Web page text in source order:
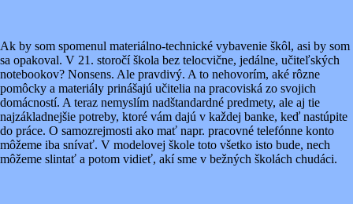
Ak by som spomenul materiálno-technické vybavenie škôl, asi by som
sa opakoval. V 21. storočí škola bez telocvične, jedálne, učiteľských
notebookov? Nonsens. Ale pravdivý. A to nehovorím, aké rôzne
pomôcky a materiály prinášajú učitelia na pracoviská zo svojich
domácností. A teraz nemyslím nadštandardné predmety, ale aj tie
najzákladnejšie potreby, ktoré vám dajú v každej banke, keď nastúpite
do práce. O samozrejmosti ako mať napr. pracovné telefónne konto
môžeme iba snívať. V modelovej škole toto všetko isto bude, nech
môžeme slintať a potom vidieť, akí sme v bežných školách chudáci.